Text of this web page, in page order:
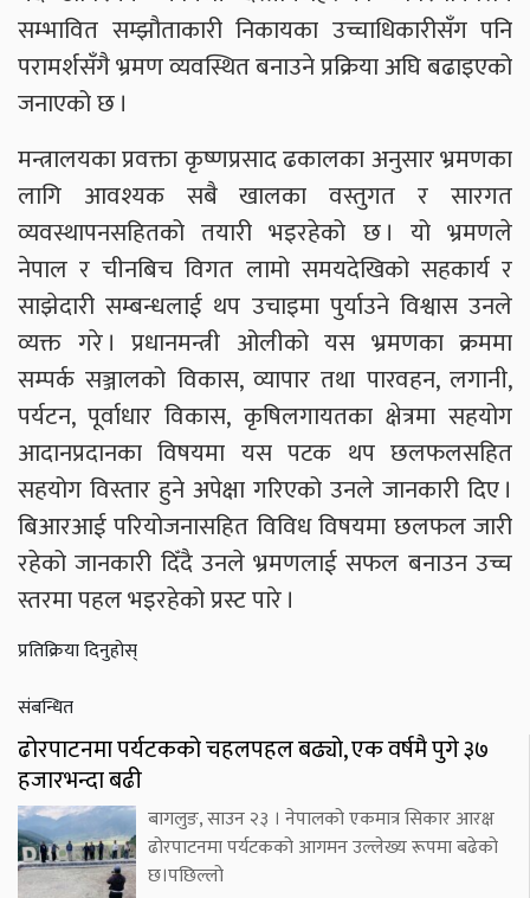
सम्भावित सम्झौताकारी निकायका उच्चाधिकारीसँग पनि
परामर्शसँगै भ्रमण व्यवस्थित बनाउने प्रक्रिया अघि बढाइएको
जनाएको छ ।
मन्त्रालयका प्रवक्ता कृष्णप्रसाद ढकालका अनुसार भ्रमणका
लागि आवश्यक सबै खालका वस्तुगत र सारगत
व्यवस्थापनसहितको तयारी भइरहेको छ । यो भ्रमणले
नेपाल र चीनबिच विगत लामो समयदेखिको सहकार्य र
साझेदारी सम्बन्धलाई थप उचाइमा पुर्याउने विश्वास उनले
व्यक्त गरे । प्रधानमन्त्री ओलीको यस भ्रमणका क्रममा
सम्पर्क सञ्जालको विकास, व्यापार तथा पारवहन, लगानी,
पर्यटन, पूर्वाधार विकास, कृषिलगायतका क्षेत्रमा सहयोग
आदानप्रदानका विषयमा यस पटक थप छलफलसहित
सहयोग विस्तार हुने अपेक्षा गरिएको उनले जानकारी दिए ।
बिआरआई परियोजनासहित विविध विषयमा छलफल जारी
रहेको जानकारी दिँदै उनले भ्रमणलाई सफल बनाउन उच्च
स्तरमा पहल भइरहेको प्रस्ट पारे ।
प्रतिक्रिया दिनुहोस्
संबन्धित
ढोरपाटनमा पर्यटकको चहलपहल बढ्यो, एक वर्षमै पुगे ३७
हजारभन्दा बढी
बागलुङ, साउन २३ । नेपालको एकमात्र सिकार आरक्ष
ढोरपाटनमा पर्यटकको आगमन उल्लेख्य रूपमा बढेको
छ।पछिल्लो